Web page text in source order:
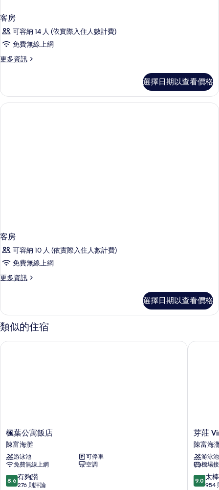
客房
可容納 14 人 (依實際入住人數計費)
免費無線上網
更多資訊
更
的
詳
情
選擇日期以查看價格
客房
可容納 10 人 (依實際入住人數計費)
免費無線上網
更多資訊
更
的
詳
情
選擇日期以查看價格
類似的住宿
楓
葉
公
寓
飯
店
陳
楓葉公寓飯店
陳富海灘
游泳池
可停車
免費無線上網
空調
8.6
分，
8.6 有夠讚
276 則評論
楓葉公寓飯店
芽
莊
Vinpearl
度
假
村
芽莊
陳富海
游泳池
機場
9.0
分，
9.0 太
954
芽莊